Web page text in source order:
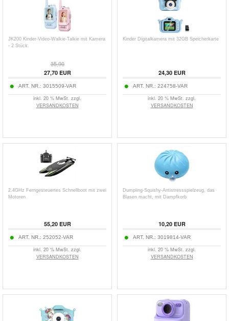
JK200 Kinder-Video-Walkie-Talkie mit Kamera
- 2 Stück.
35,90
27,70EUR
ART. NR.: 3015509-VAR
inkl. 20 % MwSt. zzgl.
VERSANDKOSTEN
Kinder Digitalkamera mit 32GB Speicherkarte
24,30EUR
ART. NR.: 224758-VAR
inkl. 20 % MwSt. zzgl.
VERSANDKOSTEN
2.4GHz Ferngesteuertes Schnellboot mit zwei
Motoren
55,20EUR
ART. NR.: 252052-VAR
inkl. 20 % MwSt. zzgl.
VERSANDKOSTEN
Dumpling-Squishy-Antistressspielzeug, das
Blasen macht, mit Dampfkorb
10,20EUR
ART. NR.: 3019814-VAR
inkl. 20 % MwSt. zzgl.
VERSANDKOSTEN